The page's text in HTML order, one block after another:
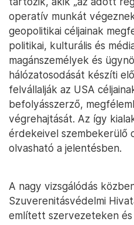
operatív munkát
geopolitikai céljainak
politikai, kulturális és
magánszemélyek és
hálózatosodását készíti
felvállalják az USA
befolyásszerző,
végrehajtását. Az így
érdekeivel szembekerülő
olvasható a jelentésben.
A nagy vizsgálódás
Szuverenitásvédelmi
említett szervezeteken